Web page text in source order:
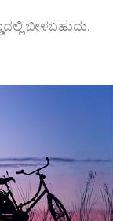
ಬೀಳಬಹುದು.